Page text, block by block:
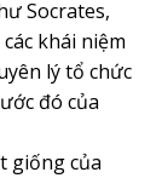
Socrates,
khái niệm
lý tổ chức
đó của
giống của